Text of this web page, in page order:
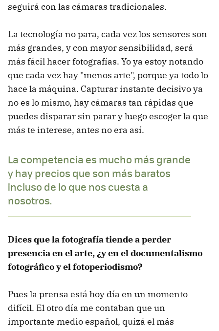
seguirá con las cámaras tradicionales.
La tecnología no para, cada vez los sensores son
más grandes, y con mayor sensibilidad, será
más fácil hacer fotografías. Yo ya estoy notando
que cada vez hay "menos arte", porque ya todo lo
hace la máquina. Capturar instante decisivo ya
no es lo mismo, hay cámaras tan rápidas que
puedes disparar sin parar y luego escoger la que
más te interese, antes no era así.
La competencia es mucho más grande
y hay precios que son más baratos
incluso de lo que nos cuesta a
nosotros.
Dices que la fotografía tiende a perder
presencia en el arte, ¿y en el documentalismo
fotográfico y el fotoperiodismo?
Pues la prensa está hoy día en un momento
difícil. El otro día me contaban que un
importante medio español, quizá el más